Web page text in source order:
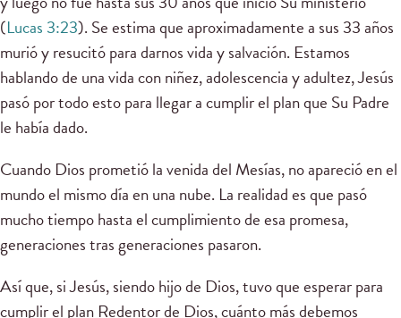
(Lucas 3:23). Se estima que aproximadamente a sus 33 años
murió y resucitó para darnos vida y salvación. Estamos
hablando de una vida con niñez, adolescencia y adultez, Jesús
pasó por todo esto para llegar a cumplir el plan que Su Padre
le había dado.
Cuando Dios prometió la venida del Mesías, no apareció en el
mundo el mismo día en una nube. La realidad es que pasó
mucho tiempo hasta el cumplimiento de esa promesa,
generaciones tras generaciones pasaron.
Así que, si Jesús, siendo hijo de Dios, tuvo que esperar para
cumplir el plan Redentor de Dios, cuánto más debemos